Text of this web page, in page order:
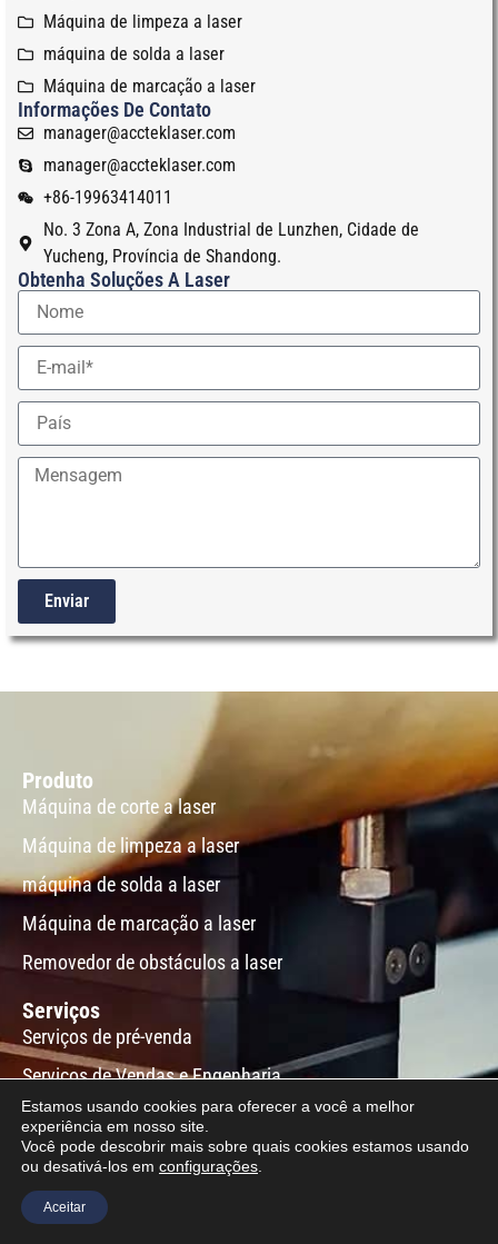
Máquina de limpeza a laser
máquina de solda a laser
Máquina de marcação a laser
Informações De Contato
manager@accteklaser.com
manager@accteklaser.com
+86-19963414011
No. 3 Zona A, Zona Industrial de Lunzhen, Cidade de
Yucheng, Província de Shandong.
Obtenha Soluções A Laser
Enviar
Alternative:
Produto
Máquina de corte a laser
Máquina de limpeza a laser
máquina de solda a laser
Máquina de marcação a laser
Removedor de obstáculos a laser
Serviços
Serviços de pré-venda
Serviços de Vendas e Engenharia
Serviços de Instalação e Comissionamento
Serviços de treinamento
Suporte técnico pós-venda
Serviços de Manutenção
Estamos usando cookies para oferecer a você a melhor
experiência em nosso site.
Você pode descobrir mais sobre quais cookies estamos usando
ou desativá-los em configurações
Aceitar